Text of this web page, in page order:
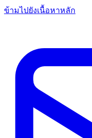
ข้ามไปยังเนื้อหาหลัก